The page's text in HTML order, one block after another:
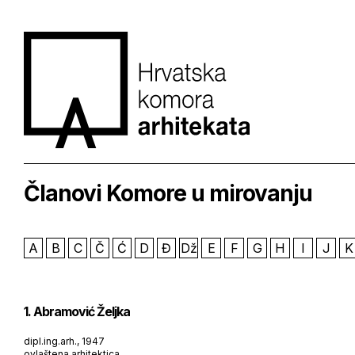
Članovi Komore u mirovanju
A B C Č Ć D Đ Dž E F G H I J K
1. Abramović Željka
dipl.ing.arh., 1947